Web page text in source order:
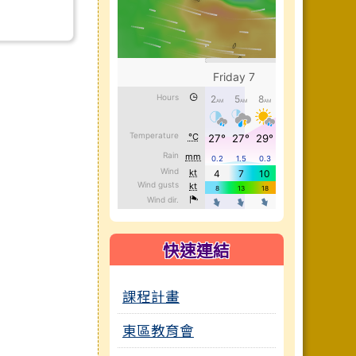
快速連結
課程計畫
東區教育會